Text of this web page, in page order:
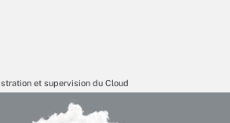
et supervision du Cloud